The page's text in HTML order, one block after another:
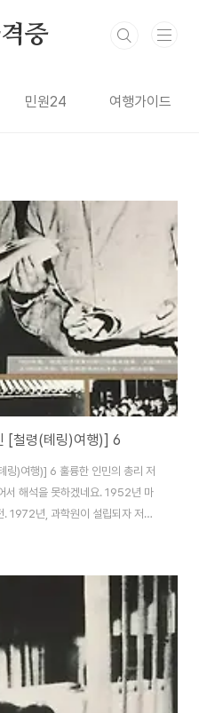
증
민원24 여행가이드
[철령(톄링)여행)] 6
)여행)] 6 훌륭한 인민의 총리 저
서 해석을 못하겠네요. 1952년 마
. 1972년, 과학원이 설립되자 저우
설하는 저우언라이(주은래). 일본,
며 지은 글. 사회주의자이며 공산
역학과 석유공업에 공헌을 남겼던
산당 인민대회에서 동방홍东方红
방홍)은 1966년에서 1978년까지